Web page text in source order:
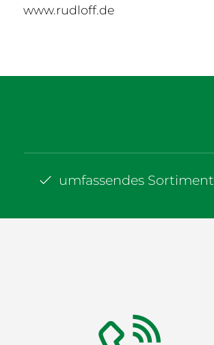
www.rudloff.de
umfassendes Sortiment